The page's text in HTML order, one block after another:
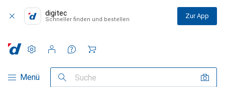
digitec
Schneller finden und bestellen Zur App
Navigation nach Kategorien
Menü Suche
Einstellungen
Kundenkonto
Vergleichslisten
Merklisten
Warenkorb